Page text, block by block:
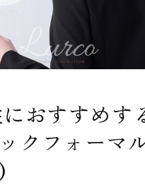
おすすめす
クフォーマ